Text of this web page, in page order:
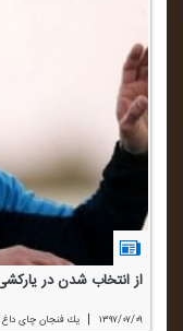
از انتخاب شدن در
۱۳۹۷/۰۷/۰۹ | یك فنجان چای داغ